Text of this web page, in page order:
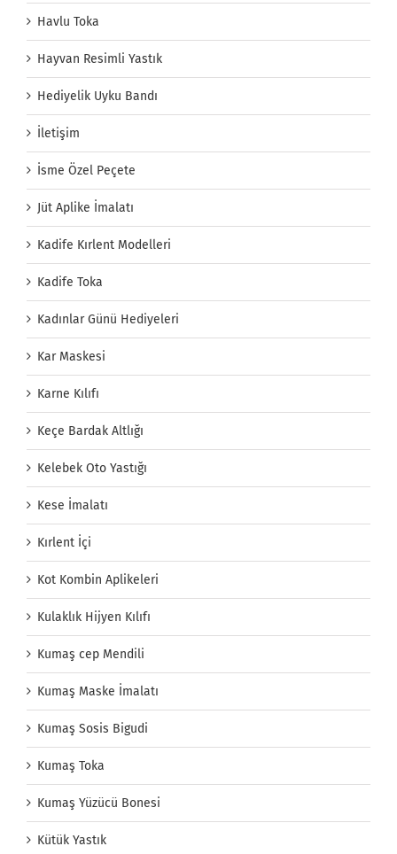
Havlu Toka
Hayvan Resimli Yastık
Hediyelik Uyku Bandı
İletişim
İsme Özel Peçete
Jüt Aplike İmalatı
Kadife Kırlent Modelleri
Kadife Toka
Kadınlar Günü Hediyeleri
Kar Maskesi
Karne Kılıfı
Keçe Bardak Altlığı
Kelebek Oto Yastığı
Kese İmalatı
Kırlent İçi
Kot Kombin Aplikeleri
Kulaklık Hijyen Kılıfı
Kumaş cep Mendili
Kumaş Maske İmalatı
Kumaş Sosis Bigudi
Kumaş Toka
Kumaş Yüzücü Bonesi
Kütük Yastık